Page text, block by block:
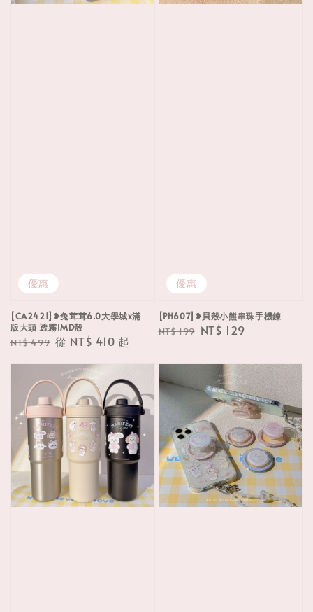
優惠
[CA2421]❥兔茸茸6.0大學城x滿
版大頭 透霧IMD殼
Regular
NT$ 499 Sale
從 NT$ 410 起
優惠
[PH607]❥貝殼小熊串珠手機鍊
Regular
NT$ 199 Sale
NT$ 129